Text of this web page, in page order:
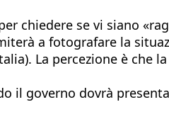
chiedere se vi siano
a fotografare la
La percezione è
il governo dovrà